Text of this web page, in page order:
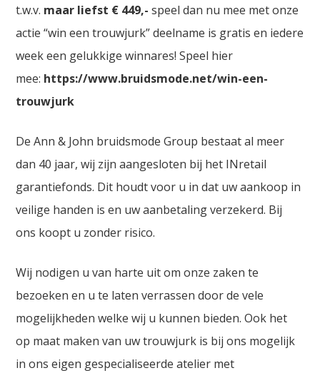
t.w.v. maar liefst € 449,- speel dan nu mee met onze
actie “win een trouwjurk” deelname is gratis en iedere
week een gelukkige winnares! Speel hier
mee: https://www.bruidsmode.net/win-een-
trouwjurk
De Ann & John bruidsmode Group bestaat al meer
dan 40 jaar, wij zijn aangesloten bij het INretail
garantiefonds. Dit houdt voor u in dat uw aankoop in
veilige handen is en uw aanbetaling verzekerd. Bij
ons koopt u zonder risico.
Wij nodigen u van harte uit om onze zaken te
bezoeken en u te laten verrassen door de vele
mogelijkheden welke wij u kunnen bieden. Ook het
op maat maken van uw trouwjurk is bij ons mogelijk
in ons eigen gespecialiseerde atelier met